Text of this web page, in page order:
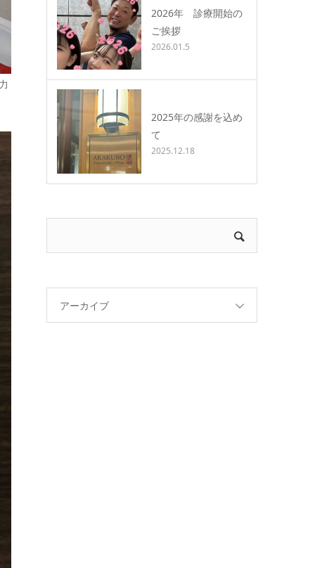
2026年 診療開始の
ご挨拶
2026.01.5
2025年の感謝を込め
て
2025.12.18
アーカイブ